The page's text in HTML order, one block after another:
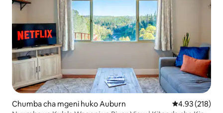
Chumba cha mgeni huko Auburn Ukadiriaji wa
4.93 (218)